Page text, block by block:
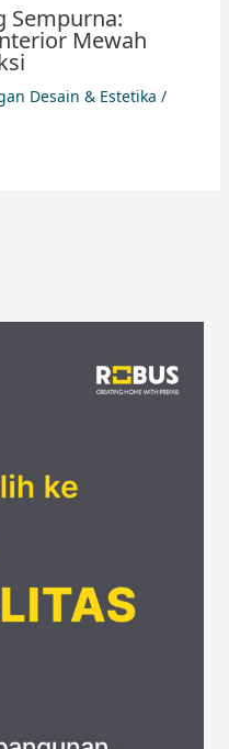
Sempurna:
Mewah
Desain & Estetika /